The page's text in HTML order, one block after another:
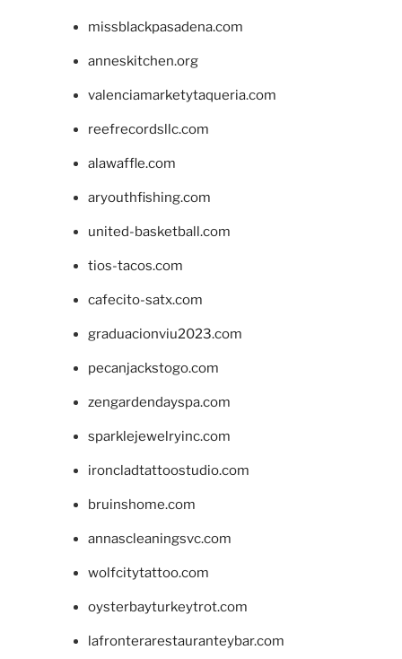
missblackpasadena.com
anneskitchen.org
valenciamarketytaqueria.com
reefrecordsllc.com
alawaffle.com
aryouthfishing.com
united-basketball.com
tios-tacos.com
cafecito-satx.com
graduacionviu2023.com
pecanjackstogo.com
zengardendayspa.com
sparklejewelryinc.com
ironcladtattoostudio.com
bruinshome.com
annascleaningsvc.com
wolfcitytattoo.com
oysterbayturkeytrot.com
lafronterarestauranteybar.com